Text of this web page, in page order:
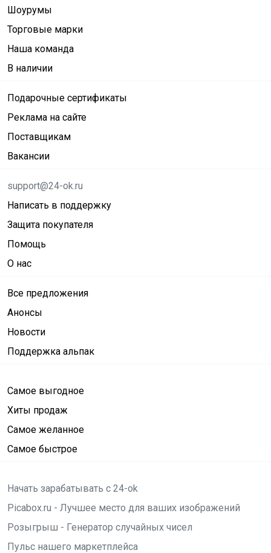
Шоурумы
Торговые марки
Наша команда
В наличии
Подарочные сертификаты
Реклама на сайте
Поставщикам
Вакансии
support@24-ok.ru
Написать в поддержку
Защита покупателя
Помощь
О нас
Все предложения
Анонсы
Новости
Поддержка альпак
Самое выгодное
Хиты продаж
Самое желанное
Самое быстрое
Начать зарабатывать с 24-ok
Picabox.ru - Лучшее место для ваших изображений
Розыгрыш - Генератор случайных чисел
Пульс нашего маркетплейса